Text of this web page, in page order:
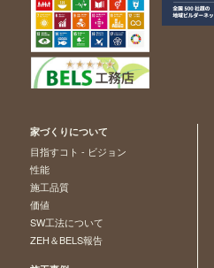
家づくりについて
目指すコト - ビジョン
性能
施工品質
価値
SW工法について
ZEH＆BELS報告